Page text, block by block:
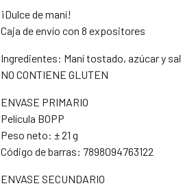
¡Dulce de maní!
Caja de envío con 8 expositores
Ingredientes: Maní tostado, azúcar y sal
NO CONTIENE GLUTEN
ENVASE PRIMARIO
Película BOPP
Peso neto: ± 21 g
Código de barras: 7898094763122
ENVASE SECUNDARIO